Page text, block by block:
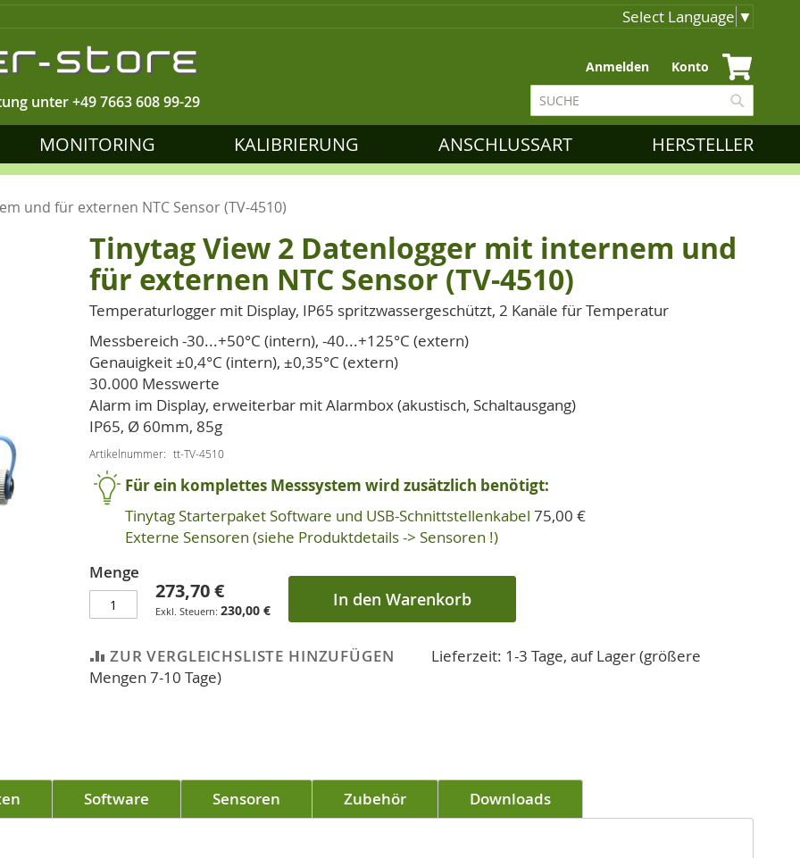
Select Language ▼
unter+49 7663 608 99-29
Zum
Inhalt
springen
Anmelden Konto
Suche
MONITORING KALIBRIERUNG ANSCHLUSSART HERSTELLER
und für externen NTC Sensor (TV-4510)
Tinytag View 2 Datenlogger mit internem und
für externen NTC Sensor (TV-4510)
Temperaturlogger mit Display, IP65 spritzwassergeschützt, 2 Kanäle für Temperatur
Messbereich -30...+50°C (intern), -40...+125°C (extern)
Genauigkeit ±0,4°C (intern), ±0,35°C (extern)
30.000 Messwerte
Alarm im Display, erweiterbar mit Alarmbox (akustisch, Schaltausgang)
IP65, Ø 60mm, 85g
Artikelnummer tt-TV-4510
Für ein komplettes Messsystem wird zusätzlich benötigt:
Tinytag Starterpaket Software und USB-Schnittstellenkabel 75,00 €
Externe Sensoren (siehe Produktdetails -> Sensoren !)
Menge
273,70 €
230,00 € In den Warenkorb
ZUR VERGLEICHSLISTE HINZUFÜGEN
Lieferzeit: 1-3 Tage, auf Lager (größere
Mengen 7-10 Tage)
Software Sensoren Zubehör Downloads